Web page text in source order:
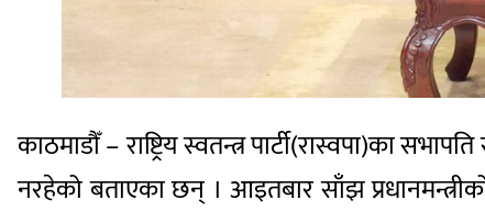
काठमाडौँ – राष्ट्रिय स्वतन्त्र पार्टी(रास्वपा)का
नरहेको बताएका छन् । आइतबार साँझ